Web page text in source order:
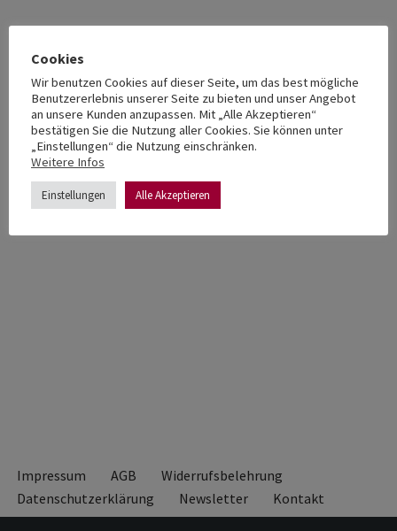
Impressum AGB
Widerrufsbelehrung
Datenschutzerklärung
Newsletter Kontakt
Cookies
Wir benutzen Cookies auf dieser Seite, um das best mögliche
Benutzererlebnis unserer Seite zu bieten und unser Angebot
an unsere Kunden anzupassen. Mit „Alle Akzeptieren“
bestätigen Sie die Nutzung aller Cookies. Sie können unter
„Einstellungen“ die Nutzung einschränken.
Weitere Infos
Einstellungen Alle Akzeptieren